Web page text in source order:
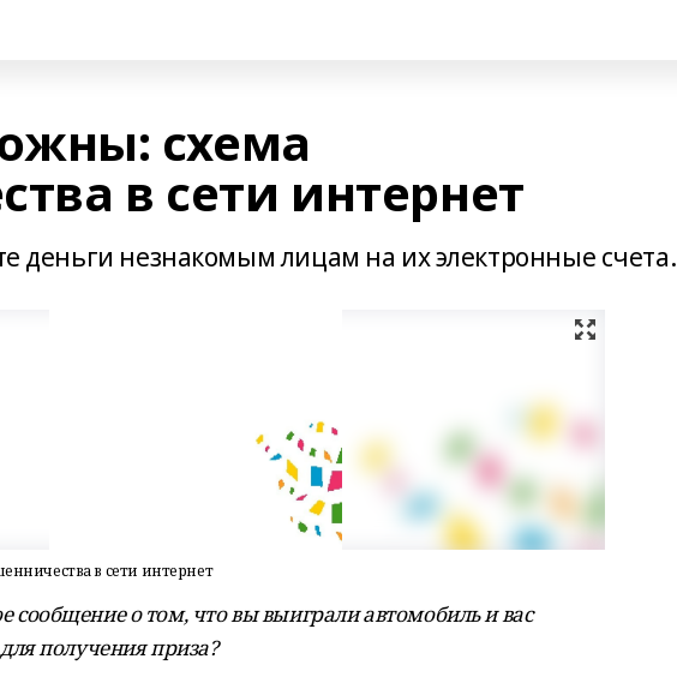
схема
в сети интернет
деньги незнакомым лицам на их электронные счета.
в сети интернет
сообщение о том, что вы выиграли автомобиль и вас
получения приза?